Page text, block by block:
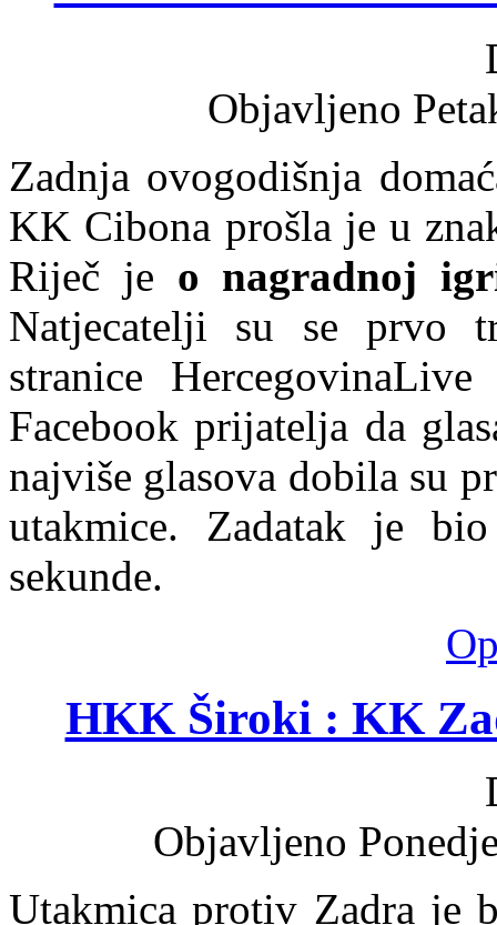
Objavljeno
Zadnja ovogodišnja
KK Cibona prošla je u
Riječ je o nagradnoj
Natjecatelji su se prvo
stranice
Facebook prijatelja da
najviše glasova dobila su
utakmice. Zadatak je
sekunde.
HKK Široki : KK
Objavljeno
Utakmica protiv Zadra je